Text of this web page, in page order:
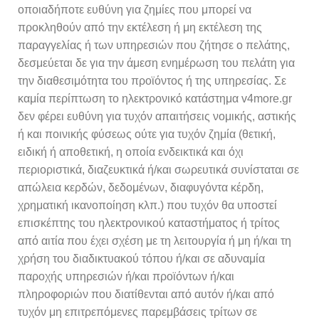
οποιαδήποτε ευθύνη για ζημίες που μπορεί να
προκληθούν από την εκτέλεση ή μη εκτέλεση της
παραγγελίας ή των υπηρεσιών που ζήτησε ο πελάτης,
δεσμεύεται δε για την άμεση ενημέρωση του πελάτη για
την διαθεσιμότητα του προϊόντος ή της υπηρεσίας. Σε
καμία περίπτωση το ηλεκτρονικό κατάστημα v4more.gr
δεν φέρει ευθύνη για τυχόν απαιτήσεις νομικής, αστικής
ή και ποινικής φύσεως ούτε για τυχόν ζημία (θετική,
ειδική ή αποθετική, η οποία ενδεικτικά και όχι
περιοριστικά, διαζευκτικά ή/και σωρευτικά συνίσταται σε
απώλεια κερδών, δεδομένων, διαφυγόντα κέρδη,
χρηματική ικανοποίηση κλπ.) που τυχόν θα υποστεί
επισκέπτης του ηλεκτρονικού καταστήματος ή τρίτος
από αιτία που έχει σχέση με τη λειτουργία ή μη ή/και τη
χρήση του διαδικτυακού τόπου ή/και σε αδυναμία
παροχής υπηρεσιών ή/και προϊόντων ή/και
πληροφοριών που διατίθενται από αυτόν ή/και από
τυχόν μη επιτρεπόμενες παρεμβάσεις τρίτων σε